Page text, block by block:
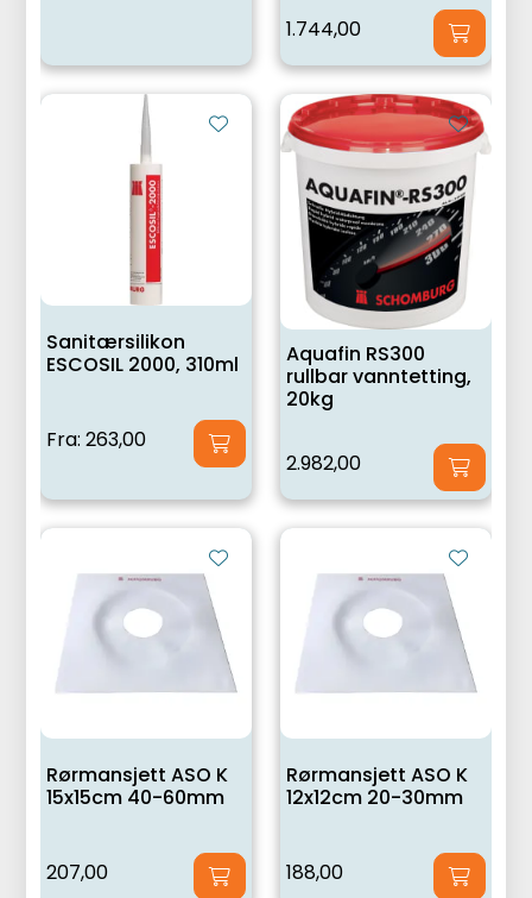
1.744,00
Sanitærsilikon
ESCOSIL 2000, 310ml
Fra: 263,00
Aquafin RS300
rullbar vanntetting,
20kg
2.982,00
Rørmansjett ASO K
15x15cm 40-60mm
207,00
Rørmansjett ASO K
12x12cm 20-30mm
188,00